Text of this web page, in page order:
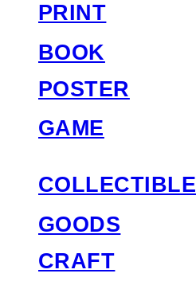
PRINT
BOOK
POSTER
GAME
COLLECTIBLE
GOODS
CRAFT